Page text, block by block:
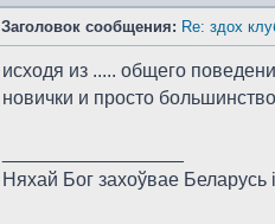
Заголовок сообщения: Re: здох
исходя из ..... общего
новички и просто
Няхай Бог захоўвае Беларусь